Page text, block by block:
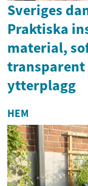
Sveriges
Praktiska
material,
transparent
ytterplagg
HEM